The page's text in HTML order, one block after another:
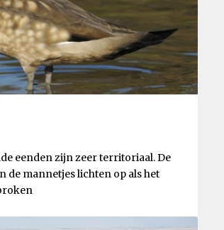
eenden zijn zeer territoriaal. De
de mannetjes lichten op als het